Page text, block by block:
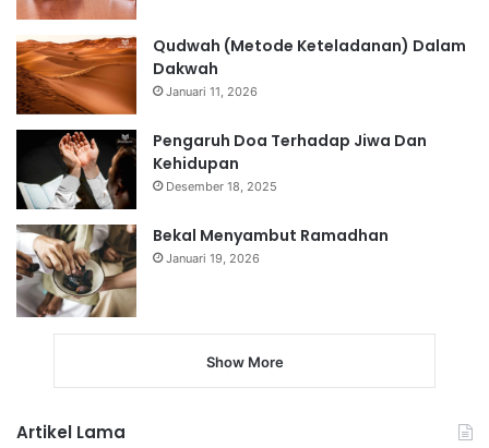
Qudwah (Metode Keteladanan) Dalam
Dakwah
Januari 11, 2026
Pengaruh Doa Terhadap Jiwa Dan
Kehidupan
Desember 18, 2025
Bekal Menyambut Ramadhan
Januari 19, 2026
Show More
Artikel Lama